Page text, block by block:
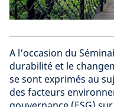
A l’occasion du
durabilité et le
se sont exprimés au
des facteurs